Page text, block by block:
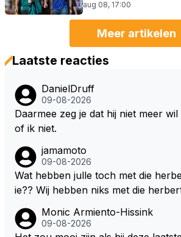
aug 08, 17:00
Meer artikelen
Laatste reacties
DanielDruff
09-08-2026
Daarmee zeg je dat hij niet meer
of ik niet.
jamamoto
09-08-2026
Wat hebben julle toch met die
ie?? Wij hebben niks met die
Monic Armiento-Hissink
09-08-2026